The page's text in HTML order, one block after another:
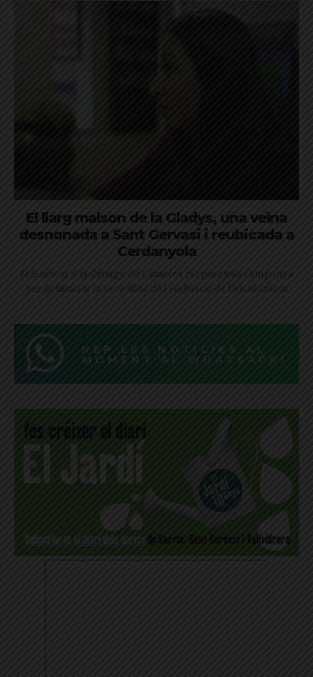
El llarg malson de la Gladys, una veïna
desnonada a Sant Gervasi i reubicada a
Cerdanyola
El Sindicat d'Habitatge de Cassoles prepara una campanya
per denunciar la seva situació i l'actuació de l'Ajuntament
REP LES NOTÍCIES AL
MOMENT AL WHATSAPP!